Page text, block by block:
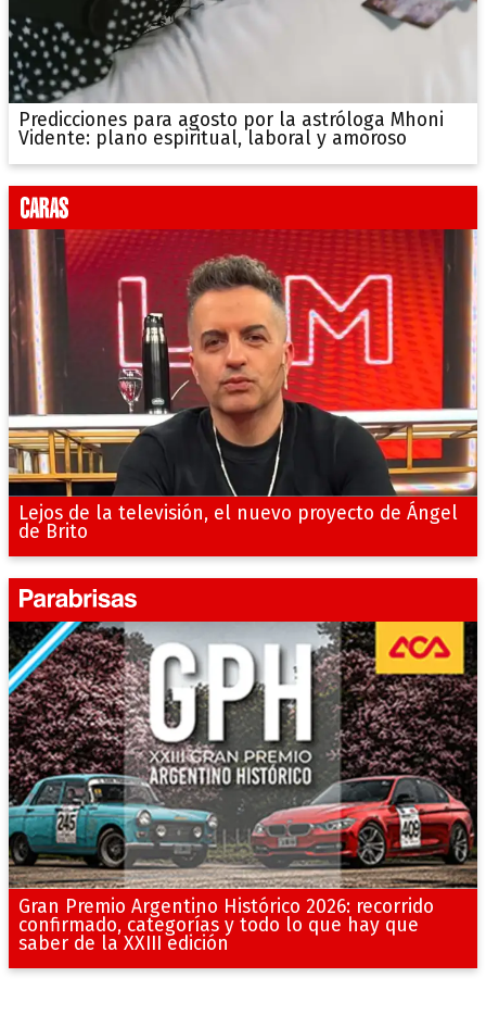
Predicciones para agosto por la astróloga Mhoni
Vidente: plano espiritual, laboral y amoroso
Lejos de la televisión, el nuevo proyecto de Ángel
de Brito
Gran Premio Argentino Histórico 2026: recorrido
confirmado, categorías y todo lo que hay que
saber de la XXIII edición